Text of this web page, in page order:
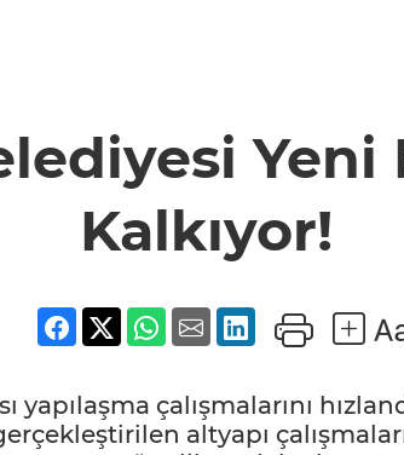
Yeni
Kalkıyor!
çalışmalarını
altyapı